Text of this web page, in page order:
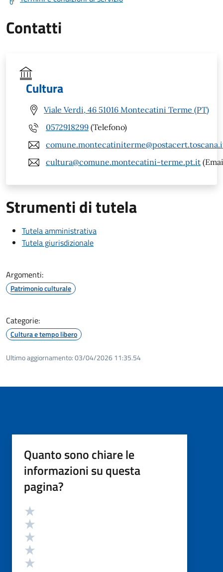
Contatti
Cultura
Viale Verdi, 46 51016 Montecatini Terme (PT)
0572918299 (Telefono)
cultura@comune.montecatini-terme.pt.it
Strumenti di tutela
Tutela amministrativa
Tutela giurisdizionale
Argomenti:
Patrimonio culturale
Categorie:
Cultura e tempo libero
Ultimo aggiornamento:03/04/2026 11:35.54
Quanto sono chiare le
informazioni su questa
pagina?
Valutazione